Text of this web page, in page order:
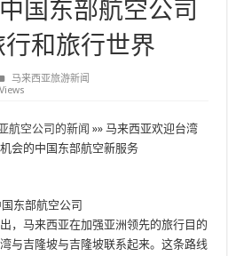
国东部航空公司
行和旅行世界
马来西亚旅游新闻
航空公司的新闻 »» 马来西亚欢迎台湾
会的中国东部航空新服务
，马来西亚在加强亚洲领先的旅行目的
与吉隆坡与吉隆坡联系起来。这条路线